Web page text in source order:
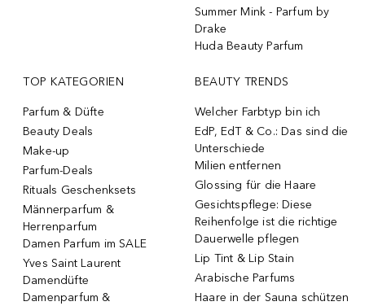
Summer Mink - Parfum by
Drake
Huda Beauty Parfum
TOP KATEGORIEN
Parfum & Düfte
Beauty Deals
Make-up
Parfum-Deals
Rituals Geschenksets
Männerparfum &
Herrenparfum
Damen Parfum im SALE
Yves Saint Laurent
Damendüfte
Damenparfum &
BEAUTY TRENDS
Welcher Farbtyp bin ich
EdP, EdT & Co.: Das sind die
Unterschiede
Milien entfernen
Glossing für die Haare
Gesichtspflege: Diese
Reihenfolge ist die richtige
Dauerwelle pflegen
Lip Tint & Lip Stain
Arabische Parfums
Haare in der Sauna schützen